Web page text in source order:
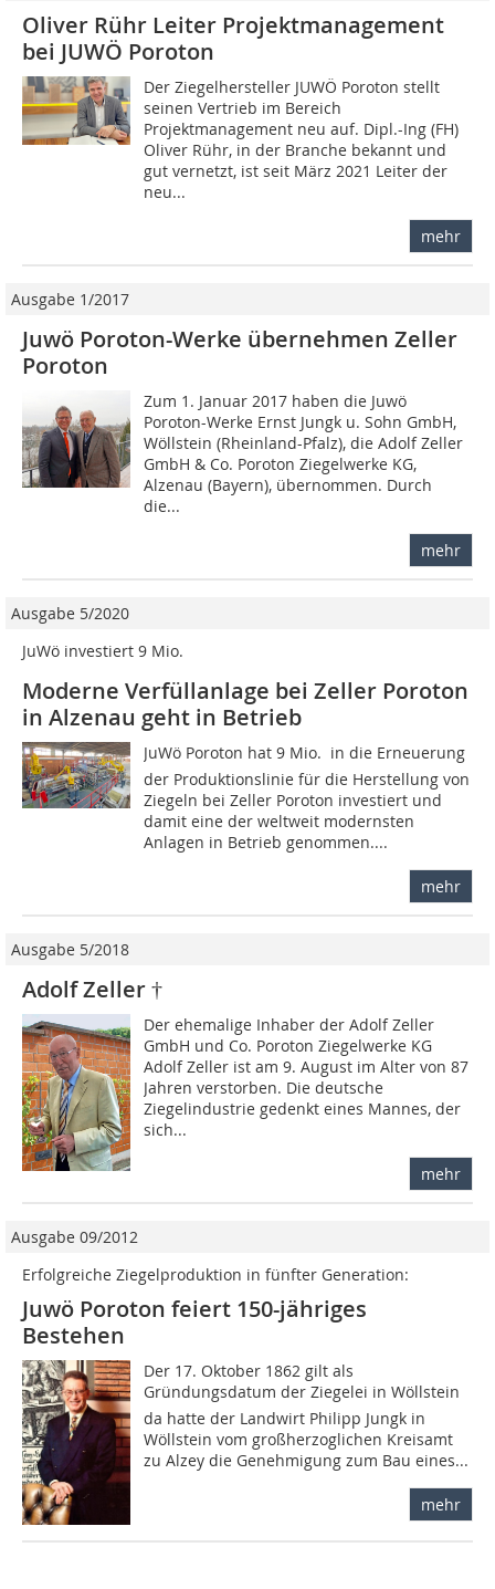
Oliver Rühr Leiter Projektmanagement
bei JUWÖ Poroton
Der Ziegelhersteller JUWÖ Poroton stellt
seinen Vertrieb im Bereich
Projektmanagement neu auf. Dipl.-Ing (FH)
Oliver Rühr, in der Branche bekannt und
gut vernetzt, ist seit März 2021 Leiter der
neu...
mehr
Ausgabe 1/2017
Juwö Poroton-Werke übernehmen Zeller
Poroton
Zum 1. Januar 2017 haben die Juwö
Poroton-Werke Ernst Jungk u. Sohn GmbH,
Wöllstein (Rheinland-Pfalz), die Adolf Zeller
GmbH & Co. Poroton Ziegelwerke KG,
Alzenau (Bayern), übernommen. Durch
die...
mehr
Ausgabe 5/2020
JuWö investiert 9 Mio. 
Moderne Verfüllanlage bei Zeller Poroton
in Alzenau geht in Betrieb
JuWö Poroton hat 9 Mio.  in die Erneuerung
der Produktionslinie für die Herstellung von
Ziegeln bei Zeller Poroton investiert und
damit eine der weltweit modernsten
Anlagen in Betrieb genommen....
mehr
Ausgabe 5/2018
Adolf Zeller †
Der ehemalige Inhaber der Adolf Zeller
GmbH und Co. Poroton Ziegelwerke KG
Adolf Zeller ist am 9. August im Alter von 87
Jahren verstorben. Die deutsche
Ziegelindustrie gedenkt eines Mannes, der
sich...
mehr
Ausgabe 09/2012
Erfolgreiche Ziegelproduktion in fünfter Generation:
Juwö Poroton feiert 150-jähriges
Bestehen
Der 17. Oktober 1862 gilt als
Gründungsdatum der Ziegelei in Wöllstein 
da hatte der Landwirt Philipp Jungk in
Wöllstein vom großherzoglichen Kreisamt
zu Alzey die Genehmigung zum Bau eines...
mehr